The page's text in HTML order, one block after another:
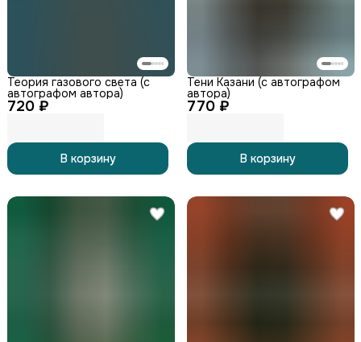
720 ₽
Теория газового света (с
автографом автора)
В корзину
770 ₽
Тени Казани (с автографом
автора)
В корзину